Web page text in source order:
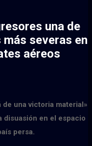
una de
severas en
aéreos
de una victoria material»
disuasión en el espacio
persa.